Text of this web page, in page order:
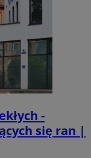
-
się ran |
/
29 minut 53